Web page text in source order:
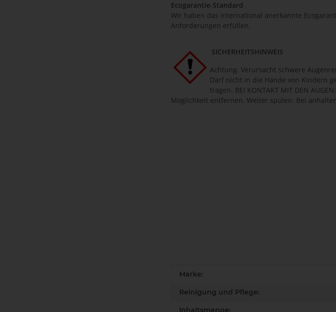
Ecogarantie-Standard
Wir haben das international anerkannte
Anforderungen erfüllen.
SICHERHEITSHINWEIS
Achtung. Verursacht schwere
Darf nicht in die Hände von Kindern
tragen. BEI KONTAKT MIT DEN
Möglichkeit entfernen. Weiter spülen. Bei
Produkteigenschaft
Wert
Marke:
Reinigung und Pflege: